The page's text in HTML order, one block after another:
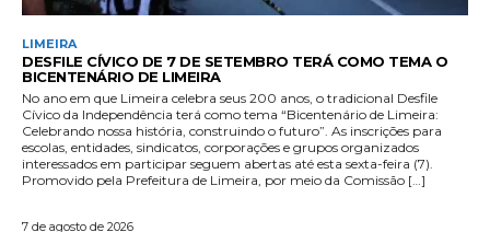
LIMEIRA
DESFILE CÍVICO DE 7 DE SETEMBRO TERÁ COMO TEMA O
BICENTENÁRIO DE LIMEIRA
No ano em que Limeira celebra seus 200 anos, o tradicional Desfile
Cívico da Independência terá como tema “Bicentenário de Limeira:
Celebrando nossa história, construindo o futuro”. As inscrições para
escolas, entidades, sindicatos, corporações e grupos organizados
interessados em participar seguem abertas até esta sexta-feira (7).
Promovido pela Prefeitura de Limeira, por meio da Comissão […]
7 de agosto de 2026